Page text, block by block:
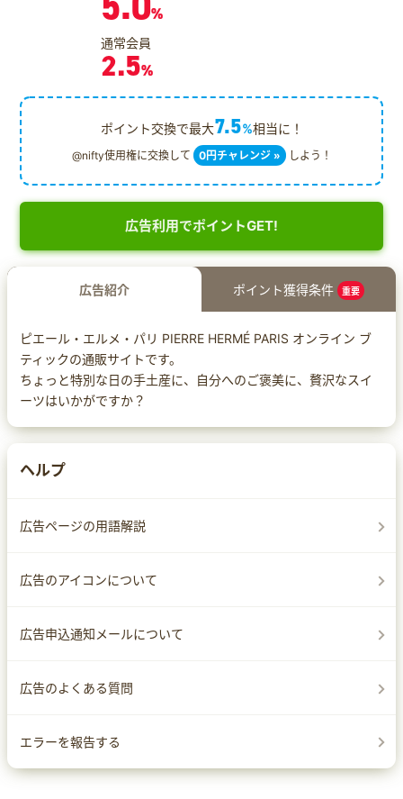
%
通常会員
2.5%
ポイント交換で最大7.5%相当に！
@nifty使用権に交換して 0円チャレンジ » しよう！
広告利用でポイントGET!
広告紹介 ポイント獲得条件 重要
ピエール・エルメ・パリ PIERRE HERMÉ PARIS オンライン ブ
ティックの通販サイトです。
ちょっと特別な日の手土産に、自分へのご褒美に、贅沢なスイ
ーツはいかがですか？
ヘルプ
広告ページの用語解説
広告のアイコンについて
広告申込通知メールについて
広告のよくある質問
エラーを報告する